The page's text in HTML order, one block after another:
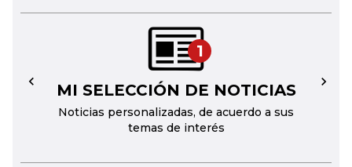
1
MI SELECCIÓN DE NOTICIAS
Noticias personalizadas, de acuerdo a sus
temas de interés
← →